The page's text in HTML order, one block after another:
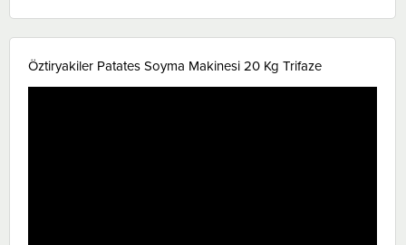
Öztiryakiler Patates Soyma Makinesi 20 Kg Trifaze